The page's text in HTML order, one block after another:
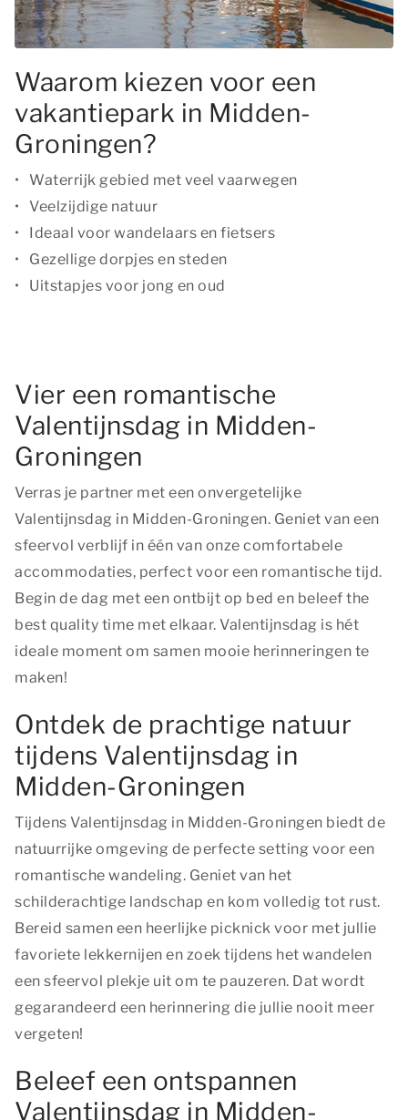
Waarom kiezen voor een
vakantiepark in Midden-
Groningen?
Waterrijk gebied met veel vaarwegen
Veelzijdige natuur
Ideaal voor wandelaars en fietsers
Gezellige dorpjes en steden
Uitstapjes voor jong en oud
Vier een romantische
Valentijnsdag in Midden-
Groningen
Verras je partner met een onvergetelijke
Valentijnsdag in Midden-Groningen. Geniet van een
sfeervol verblijf in één van onze comfortabele
accommodaties, perfect voor een romantische tijd.
Begin de dag met een ontbijt op bed en beleef the
best quality time met elkaar. Valentijnsdag is hét
ideale moment om samen mooie herinneringen te
maken!
Ontdek de prachtige natuur
tijdens Valentijnsdag in
Midden-Groningen
Tijdens Valentijnsdag in Midden-Groningen biedt de
natuurrijke omgeving de perfecte setting voor een
romantische wandeling. Geniet van het
schilderachtige landschap en kom volledig tot rust.
Bereid samen een heerlijke picknick voor met jullie
favoriete lekkernijen en zoek tijdens het wandelen
een sfeervol plekje uit om te pauzeren. Dat wordt
gegarandeerd een herinnering die jullie nooit meer
vergeten!
Beleef een ontspannen
Valentijnsdag in Midden-